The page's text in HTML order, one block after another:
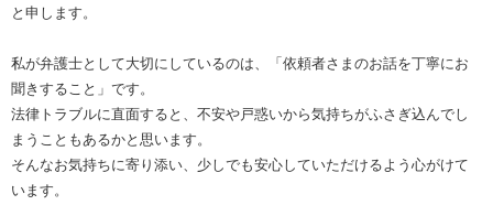
と申します。
私が弁護士として大切にしているのは、「依頼者さまのお話を丁寧にお
聞きすること」です。
法律トラブルに直面すると、不安や戸惑いから気持ちがふさぎ込んでし
まうこともあるかと思います。
そんなお気持ちに寄り添い、少しでも安心していただけるよう心がけて
います。